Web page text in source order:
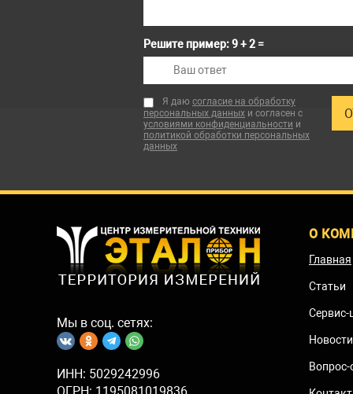
Решите пример: 9 + 2 =
Я даю согласие на обработку
персональных данных и согласен с
условиями конфиденциальности и
политикой обработки персональных
данных
Мы в соц. сетях:
ИНН: 5029242996
О
Главная
Статьи
Сервис-
Новости
Вопрос-